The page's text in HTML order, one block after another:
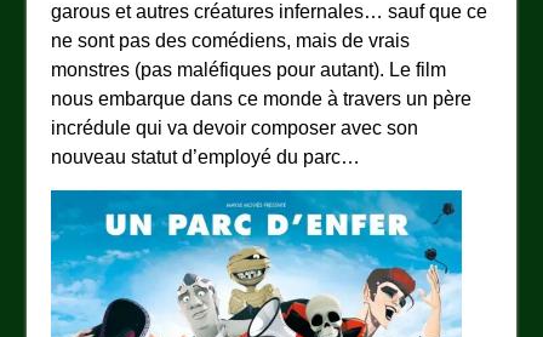
garous et autres créatures infernales… sauf que ce
ne sont pas des comédiens, mais de vrais
monstres (pas maléfiques pour autant). Le film
nous embarque dans ce monde à travers un père
incrédule qui va devoir composer avec son
nouveau statut d’employé du parc…